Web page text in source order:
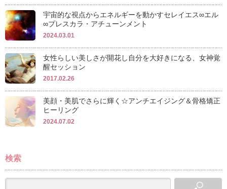
宇宙的な視点からエネルギーを動かすセレイエス∞エル
∞プレスカラ・アチューンメント
2024.03.01
女性らしい美しさが開花し自分を大好きになる、女神覚
醒セッション
2017.02.26
美顔・美肌でさらに輝く☆アンチエイジング＆骨格矯正
ヒーリング
2024.07.02
検索